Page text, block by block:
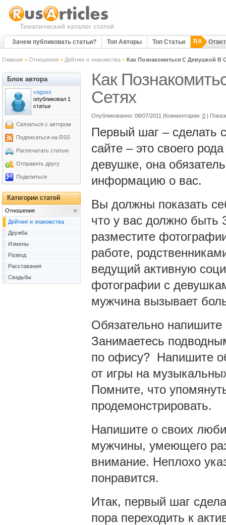
Тематический каталог статей
Зачем публиковать статьи? Топ Авторы Топ Статьи RA
Главная > Отношения > Дейтинг и знакомства> Как Познакомиться С Девушкой В
Как
Сетях
Опубликованно: 08/07/2011 |Комментарии: 0 |
Первый шаг – сделать
сайте – это своего
девушке, она
информацию о вас.
Вы должны показать
что у вас должно быть
разместите
работе,
ведущий активную
фотографии с
мужчина вызывает
Обязательно напишите
Занимаетесь
по офису? Напишите
от игры на
Помните, что
продемонстрировать.
Напишите о своих
мужчины, умеющего
внимание. Неплохо
понравится.
Итак, первый шаг
пора переходить к
Блок автора
vaguss
опубликовал 1
статьи
Связаться с автором
Подписаться на RSS
Распечатать статью
Отправить другу
Поделиться
Категории статей
Отношения
Дейтинг и знакомства
Дружба
Измены
Развод
Расставания
Свадьбы